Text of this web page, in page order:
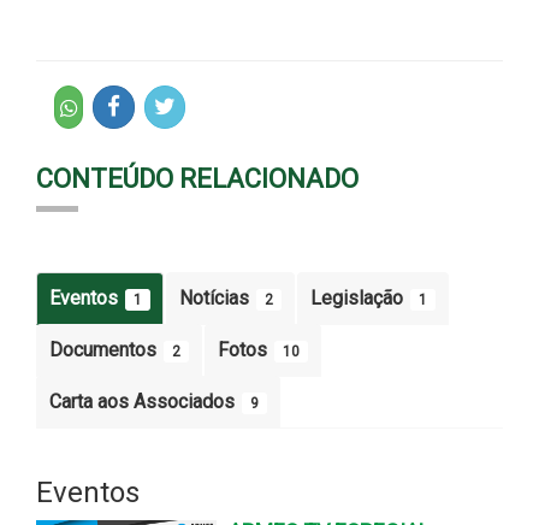
CONTEÚDO RELACIONADO
Eventos 1 Notícias 2 Legislação 1
Documentos 2 Fotos 10
Carta aos Associados 9
Eventos